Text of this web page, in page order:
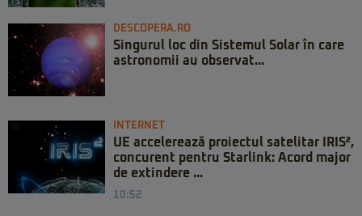
DESCOPERA.RO
Singurul loc din Sistemul Solar în care
astronomii au observat...
INTERNET
UE accelerează proiectul satelitar IRIS²,
concurent pentru Starlink: Acord major
de extindere ...
10:52